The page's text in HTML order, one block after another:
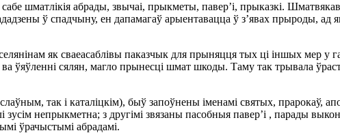
сабе шматлiкiя абрады, звычаi, прыкметы, павер’i, прыказкi.
ў спадчыну, ен дапамагаў арыентавацца ў з’явах прыроды,
як сваеасаблiвы паказчык для прыняцця тых цi iншых мер у
ўяўленнi сялян, магло прынесцi шмат шкоды. Таму так трывала
так i каталiцкiм), быў запоўнены iменамi святых, прарокаў,
непрыкметна; з другiмi звязаны пасобныя павер’i , парады
ўрачыстымi абрадамi.